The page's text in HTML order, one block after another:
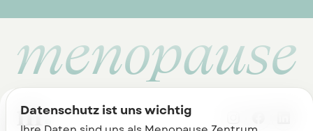
Datenschutz ist uns wichtig
menopause